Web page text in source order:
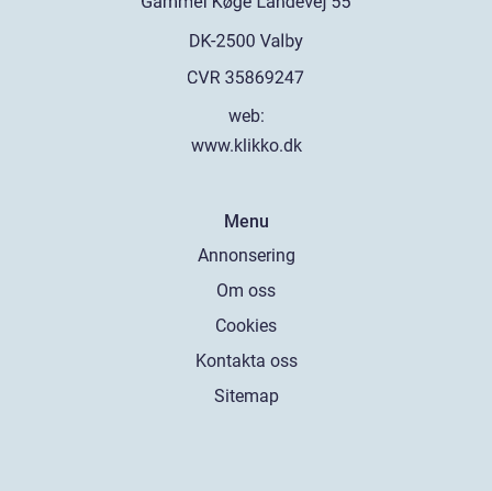
web:
www.klikko.dk
Menu
Annonsering
Om oss
Cookies
Kontakta oss
Sitemap